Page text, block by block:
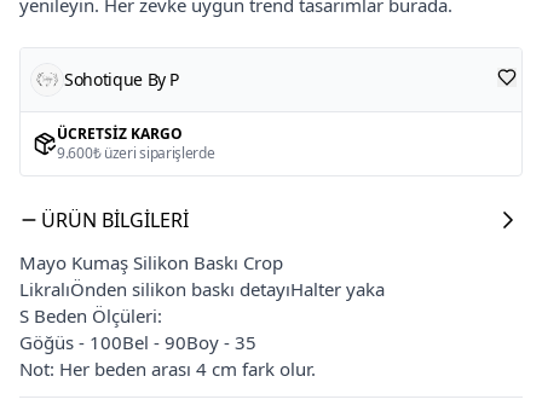
Sohotique By P
ÜCRETSIZ KARGO
9.600₺ üzeri siparişlerde
ÜRÜN BILGILERI
Mayo Kumaş Silikon Baskı Crop
LikralıÖnden silikon baskı detayıHalter yaka
S Beden Ölçüleri:
Göğüs - 100Bel - 90Boy - 35
Not: Her beden arası 4 cm fark olur.